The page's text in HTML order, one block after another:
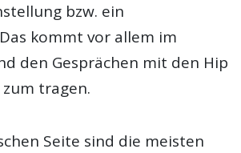
bzw. ein
kommt vor allem im
den Gesprächen mit den Hip
tragen.
Seite sind die meisten